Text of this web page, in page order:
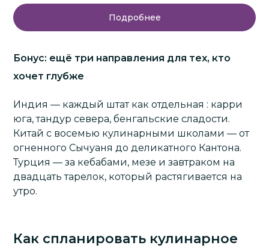
Подробнее
Бонус: ещё три направления для тех, кто
хочет глубже
Индия — каждый штат как отдельная : карри
юга, тандур севера, бенгальские сладости.
Китай с восемью кулинарными школами — от
огненного Сычуаня до деликатного Кантона.
Турция — за кебабами, мезе и завтраком на
двадцать тарелок, который растягивается на
утро.
Как спланировать кулинарное